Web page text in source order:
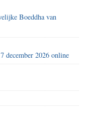
Boeddha van
december 2026 online